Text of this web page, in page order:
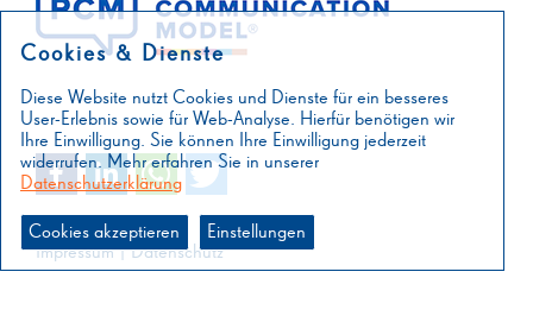
Impressum|Datenschutz
Cookies & Dienste
Diese Website nutzt Cookies und Dienste für ein besseres
User-Erlebnis sowie für Web-Analyse. Hierfür benötigen wir
Ihre Einwilligung. Sie können Ihre Einwilligung jederzeit
widerrufen. Mehr erfahren Sie in unserer
Datenschutzerklärung
Cookies akzeptieren Einstellungen